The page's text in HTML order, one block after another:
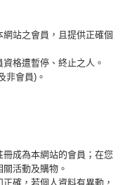
站之會員，且提供正確個
格遭暫停、終止之人。
非會員)。
成為本網站的會員；在您
活動及購物。
確，若個人資料有異動，